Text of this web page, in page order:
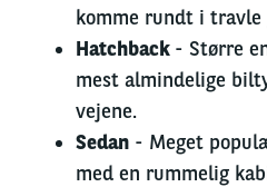
komme rundt i travle
Hatchback- Større
mest almindelige
vejene.
Sedan - Meget
med en rummelig